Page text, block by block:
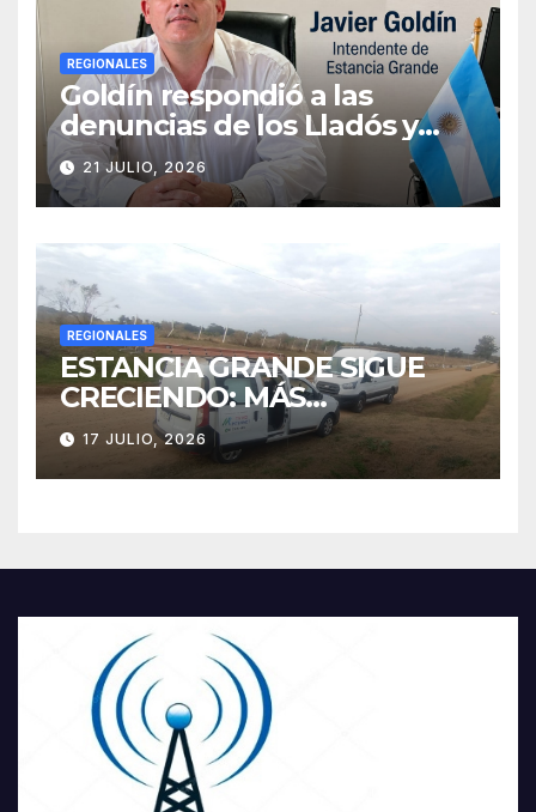
REGIONALES
Goldín respondió a las
denuncias de los Lladós y
defendió la transparencia de
su gestión
21 JULIO, 2026
REGIONALES
ESTANCIA GRANDE SIGUE
CRECIENDO: MÁS
CONECTIVIDAD Y UNA
TRANSFORMACIÓN
HISTÓRICA PARA LA
17 JULIO, 2026